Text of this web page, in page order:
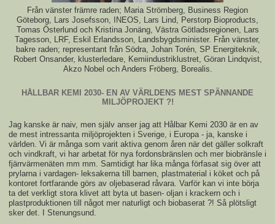
Från vänster främre raden; Maria Strömberg, Business Region
Göteborg, Lars Josefsson, INEOS, Lars Lind, Perstorp Bioproducts,
Tomas Österlund och Kristina Jonäng, Västra Götladsregionen, Lars
Tagesson, LRF, Eskil Erlandsson, Landsbygdsminister. Från vänster,
bakre raden; representant från Södra, Johan Torén, SP Energiteknik,
Robert Onsander, klusterledare, Kemiindustriklustret, Göran Lindqvist,
Akzo Nobel och Anders Fröberg, Borealis.
HÅLLBAR KEMI 2030- EN AV VÄRLDENS MEST SPÄNNANDE
MILJÖPROJEKT ?!
Jag kanske är naiv, men själv anser jag att Hålbar Kemi 2030 är en av
de mest intressanta miljöprojekten i Sverige, i Europa - ja, kanske i
världen. Vi är många som varit aktiva genom åren när det gäller solkraft
och vindkraft, vi har arbetat för nya fordonsbränslen och mer biobränsle i
fjärrvärmenäten mm mm. Samtidigt har lika många förfasat sig över att
prylarna i vardagen- leksakerna till barnen, plastmaterial i köket och på
kontoret fortfarande görs av oljebaserad råvara. Varför kan vi inte börja
ta det verkligt stora klivet att byta ut basen- oljan i krackern och i
plastproduktionen till något mer naturligt och biobaserat ?! Så plötsligt
sker det. I Stenungsund.